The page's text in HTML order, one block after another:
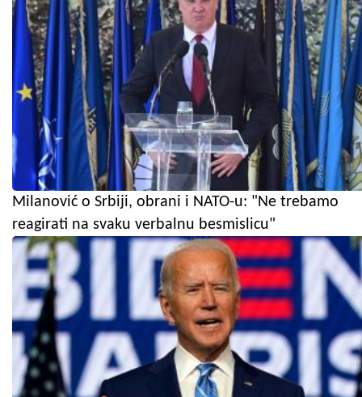
Milanović o Srbiji, obrani i NATO-u: "Ne trebamo
reagirati na svaku verbalnu besmislicu"